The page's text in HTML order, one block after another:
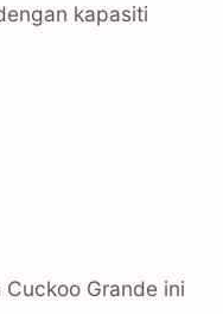
kapasiti
Grande ini